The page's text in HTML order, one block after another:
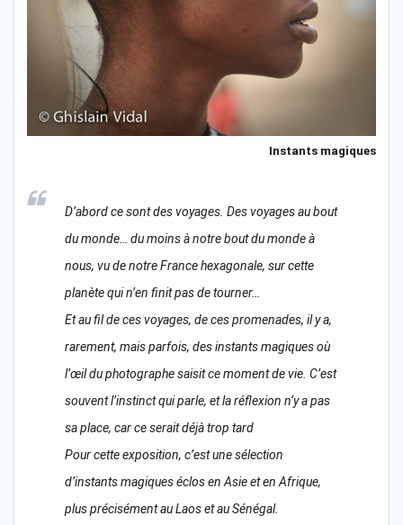
Instants magiques
D’abord ce sont des voyages. Des voyages au bout
du monde… du moins à notre bout du monde à
nous, vu de notre France hexagonale, sur cette
planète qui n’en finit pas de tourner…
Et au fil de ces voyages, de ces promenades, il y a,
rarement, mais parfois, des instants magiques où
l’œil du photographe saisit ce moment de vie. C’est
souvent l’instinct qui parle, et la réflexion n’y a pas
sa place, car ce serait déjà trop tard
Pour cette exposition, c’est une sélection
d’instants magiques éclos en Asie et en Afrique,
plus précisément au Laos et au Sénégal.